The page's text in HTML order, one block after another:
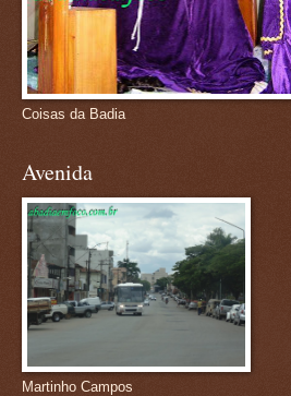
Coisas da Badia
Avenida
Martinho Campos